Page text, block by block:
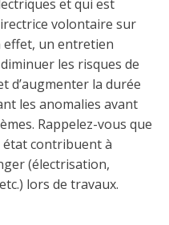
de
entreprise
CMEQ continue
de FCO
et qui est
volontaire sur
effet, un entretien
les risques de
d’augmenter la durée
les anomalies avant
Rappelez-vous que
état contribuent à
(électrisation,
lors de travaux.